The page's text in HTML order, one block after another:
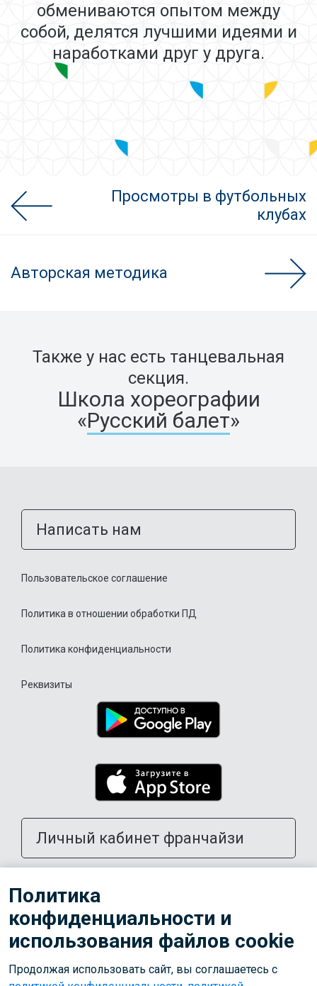
обмениваются опытом между
собой, делятся лучшими идеями и
наработками друг у друга.
Просмотры в футбольных
клубах
Авторская методика
Также у нас есть танцевальная
секция.
Школа хореографии
«Русский балет»
Написать нам
Пользовательское соглашение
Политика в отношении обработки ПД
Политика конфиденциальности
Реквизиты
Личный кабинет франчайзи
Тренерам
© 2026 ООО «Лига»
Политика
конфиденциальности и
использования файлов cookie
Продолжая использовать сайт, вы соглашаетесь с